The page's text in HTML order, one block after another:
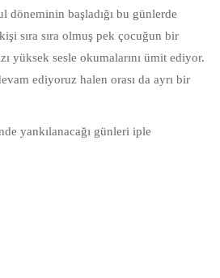
döneminin başladığı bu günlerde
sıra sıra olmuş pek çocuğun bir
yüksek sesle okumalarını ümit ediyor.
ediyoruz halen orası da ayrı bir
yankılanacağı günleri iple